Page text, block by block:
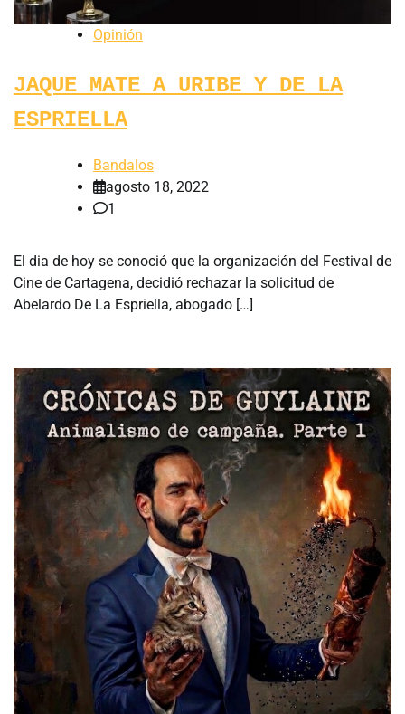
Opinión
JAQUE MATE A URIBE Y DE LA
ESPRIELLA
Bandalos
agosto 18, 2022
1
El dia de hoy se conoció que la organización del Festival de
Cine de Cartagena, decidió rechazar la solicitud de
Abelardo De La Espriella, abogado […]